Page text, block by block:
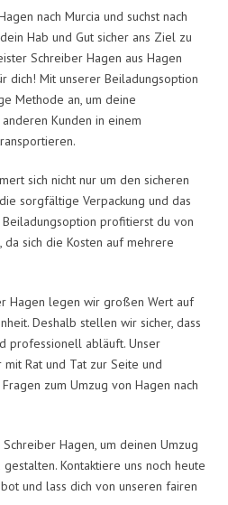
nach Murcia und suchst nach
Hab und Gut sicher ans Ziel zu
Schreiber Hagen aus Hagen
dich! Mit unserer Beiladungsoption
Methode an, um deine
Kunden in einem
sich nicht nur um den sicheren
sorgfältige Verpackung und das
profitierst du von
sich die Kosten auf mehrere
Hagen legen wir großen Wert auf
Deshalb stellen wir sicher, dass
professionell abläuft. Unser
Rat und Tat zur Seite und
zum Umzug von Hagen nach
Hagen, um deinen Umzug
Kontaktiere uns noch heute
und lass dich von unseren fairen